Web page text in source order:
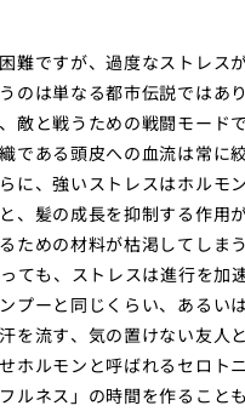
難ですが、過度なストレス
のは単なる都市伝説ではあ
敵と戦うための戦闘モード
である頭皮への血流は常に
に、強いストレスはホルモ
、髪の成長を抑制する作用
ための材料が枯渇してしま
も、ストレスは進行を加
プーと同じくらい、あるい
を流す、気の置けない友人
ホルモンと呼ばれるセロト
ルネス」の時間を作ること